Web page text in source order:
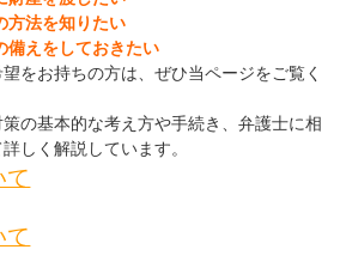
方法を知りたい
備えをしておきたい
をお持ちの方は、ぜひ当ページをご覧く
の基本的な考え方や手続き、弁護士に相
しく解説しています。
て
て